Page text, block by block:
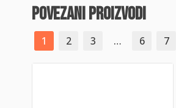
povezani proizvodi
1 2 3 … 6 7